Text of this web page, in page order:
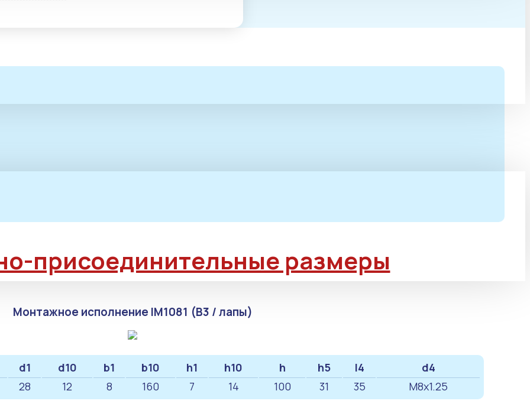
присоединительные размеры
Монтажное исполнение IM1081 (B3 / лапы)
d1 d10 b1 b10 h1 h10 h h5 l4
d4
28 12 8 160 7 14 100 31 35 M8x1.25